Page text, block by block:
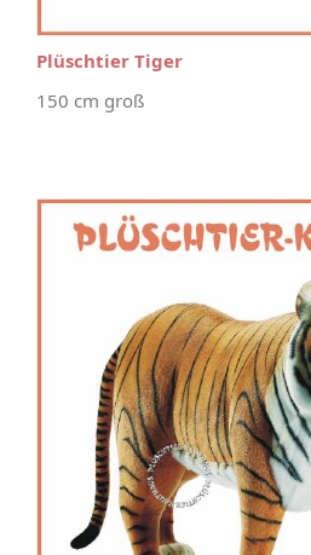
Plüschtier Tiger
150 cm groß